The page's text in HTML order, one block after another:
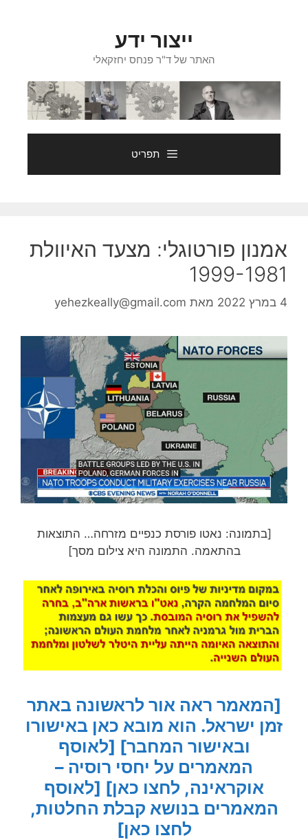
ייצור ידע
האתר של ד"ר פנחס יחזקאלי
תפריט
אמנון פורטוגלי: מצעד האיוולת
1999-1981
4 במרץ 2022 מאת yehezkeally@gmail.com
[בתמונה: נאטו פורסת כנפיים מזרחה… התוצאות
בהתאמה. התמונה היא צילום מסך]
[המאמר ראה אור לראשונה באתר
זמן ישראל. הוא מובא כאן באישורו
ובאישור המחבר] [לאוסף
המאמרים על יחסי רוסיה –
אוקראינה, לחצו כאן] [לאוסף
המאמרים בנושא קבלת החלטות,
לחצו כאן]